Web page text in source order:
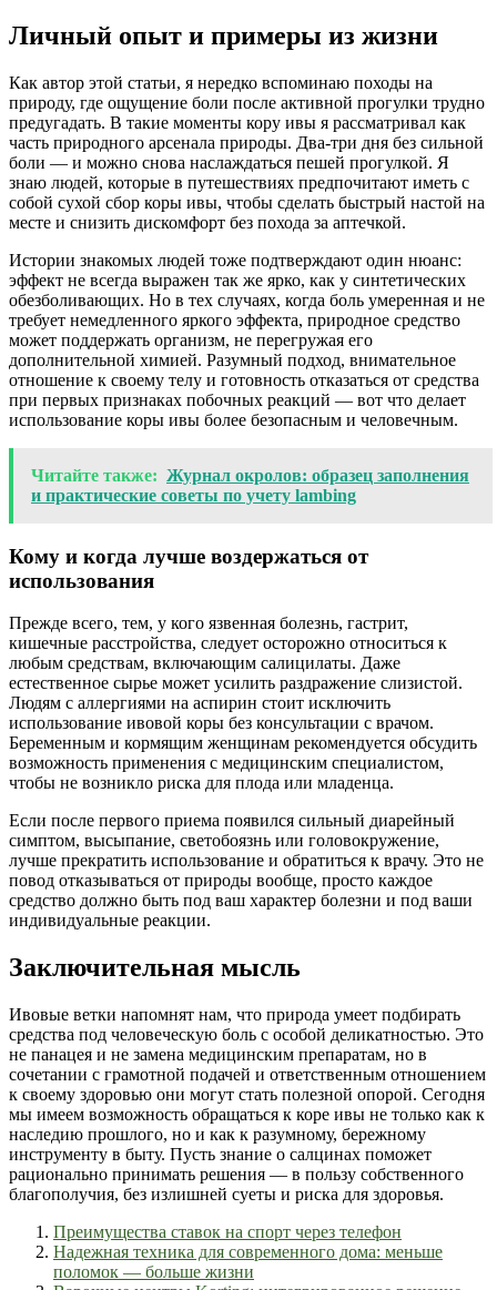
Личный опыт и примеры из жизни
Как автор этой статьи, я нередко вспоминаю походы на
природу, где ощущение боли после активной прогулки трудно
предугадать. В такие моменты кору ивы я рассматривал как
часть природного арсенала природы. Два-три дня без сильной
боли — и можно снова наслаждаться пешей прогулкой. Я
знаю людей, которые в путешествиях предпочитают иметь с
собой сухой сбор коры ивы, чтобы сделать быстрый настой на
месте и снизить дискомфорт без похода за аптечкой.
Истории знакомых людей тоже подтверждают один нюанс:
эффект не всегда выражен так же ярко, как у синтетических
обезболивающих. Но в тех случаях, когда боль умеренная и не
требует немедленного яркого эффекта, природное средство
может поддержать организм, не перегружая его
дополнительной химией. Разумный подход, внимательное
отношение к своему телу и готовность отказаться от средства
при первых признаках побочных реакций — вот что делает
использование коры ивы более безопасным и человечным.
Читайте также: Журнал окролов: образец заполнения
и практические советы по учету lambing
Кому и когда лучше воздержаться от
использования
Прежде всего, тем, у кого язвенная болезнь, гастрит,
кишечные расстройства, следует осторожно относиться к
любым средствам, включающим салицилаты. Даже
естественное сырье может усилить раздражение слизистой.
Людям с аллергиями на аспирин стоит исключить
использование ивовой коры без консультации с врачом.
Беременным и кормящим женщинам рекомендуется обсудить
возможность применения с медицинским специалистом,
чтобы не возникло риска для плода или младенца.
Если после первого приема появился сильный диарейный
симптом, высыпание, светобоязнь или головокружение,
лучше прекратить использование и обратиться к врачу. Это не
повод отказываться от природы вообще, просто каждое
средство должно быть под ваш характер болезни и под ваши
индивидуальные реакции.
Заключительная мысль
Ивовые ветки напомнят нам, что природа умеет подбирать
средства под человеческую боль с особой деликатностью. Это
не панацея и не замена медицинским препаратам, но в
сочетании с грамотной подачей и ответственным отношением
к своему здоровью они могут стать полезной опорой. Сегодня
мы имеем возможность обращаться к коре ивы не только как к
наследию прошлого, но и как к разумному, бережному
инструменту в быту. Пусть знание о салцинах поможет
рационально принимать решения — в пользу собственного
благополучия, без излишней суеты и риска для здоровья.
Преимущества ставок на спорт через телефон
Надежная техника для современного дома: меньше
поломок — больше жизни